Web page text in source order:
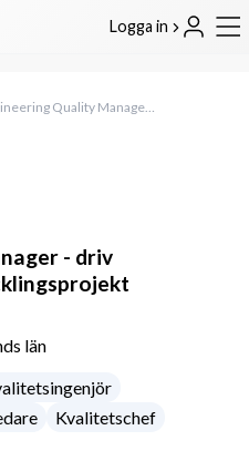
Logga in
Engineering Quality Manager - driv kvalitetsarbetet i utvecklingsprojekt
- driv
län
Kvalitetschef